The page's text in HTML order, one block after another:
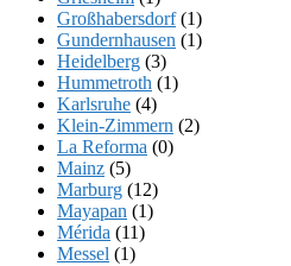
Großhabersdorf(1)
Gundernhausen (1)
Heidelberg (3)
Hummetroth (1)
Karlsruhe (4)
Klein-Zimmern (2)
La Reforma (0)
Mainz (5)
Marburg (12)
Mayapan (1)
Mérida (11)
Messel (1)